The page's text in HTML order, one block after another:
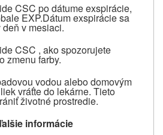
CSC po dátume exspirácie,
EXP.Dátum exspirácie sa
v mesiaci.
CSC , ako spozorujete
zmenu farby.
vodou alebo domovým
vráťte do lekárne. Tieto
životné prostredie.
alšie informácie